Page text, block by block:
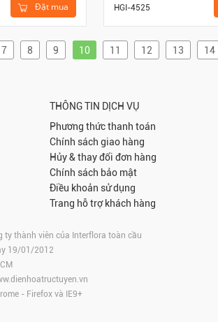
Đặt mua HGI-4525
7 8 9 10 11 12 13 14
THÔNG TIN DỊCH VỤ
Phương thức thanh toán
Chính sách giao hàng
Hủy & thay đổi đơn hàng
Chính sách bảo mật
Điều khoản sử dụng
Trang hỗ trợ khách hàng
ty thành viên của Interflora toàn cầu
19/01/2012
- Firefox và IE9+